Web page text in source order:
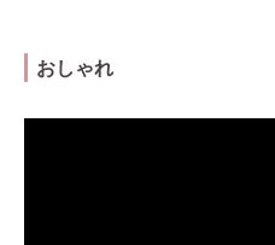
おしゃれ